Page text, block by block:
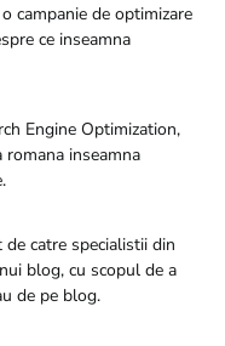
campanie de optimizare
ce inseamna
Engine Optimization,
inseamna
de catre specialistii din
blog, cu scopul de a
de pe blog.